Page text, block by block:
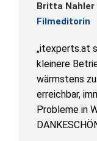
Britta Nahler
Filmeditorin
„itexperts.at
kleinere
wärmstens
erreichbar,
Probleme in